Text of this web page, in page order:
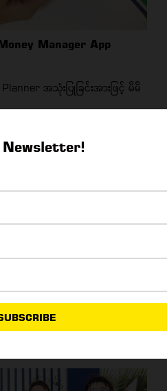
Manager App
အသုံးပြုခြင်းအားဖြင့် မိမိ
HAIRSTYLES
ရိုက်ဖို့အတွက် အခန်း Decoration